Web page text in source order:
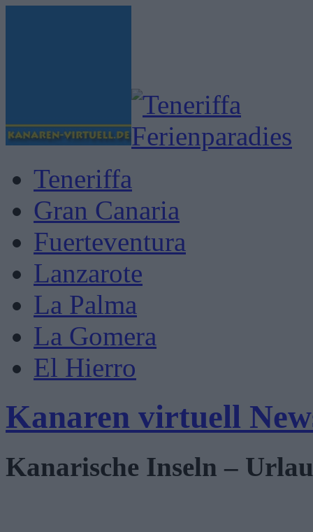
Teneriffa
Gran Canaria
Fuerteventura
Lanzarote
La Palma
La Gomera
El Hierro
Kanaren virtuell
Kanarische Inseln –